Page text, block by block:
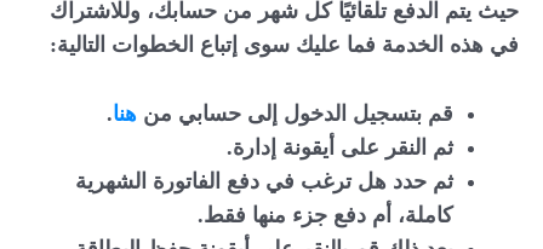
حيث يتم الدفع تلقائيًا كل شهر من حسابك، وللاشتراك
في هذه الخدمة فما عليك سوى إتباع الخطوات التالية:
قم بتسجيل الدخول إلى حسابي من هنا.
ثم النقر على أيقونة إدارة.
ثم حدد هل ترغب في دفع الفاتورة الشهرية
كاملة، أم دفع جزء منها فقط.